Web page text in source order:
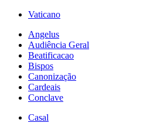
Vaticano
Angelus
Audiência Geral
Beatificacao
Bispos
Canonização
Cardeais
Conclave
Casal